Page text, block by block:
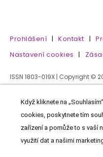
Prohlášení | Kontakt |
Nastavení cookies |
ISSN 1803-019X | Copyright ©
Když kliknete na
cookies, poskytnete tím
zařízení a pomůže to s vaší
využití dat a našimi